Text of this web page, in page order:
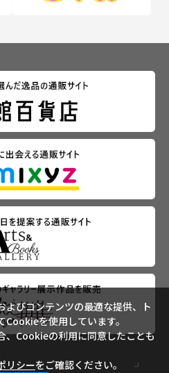
よびコンテンツの最適な提供、ト
を使用しています。
、Cookieの利用に同意したことも
リシーをご確認ください。